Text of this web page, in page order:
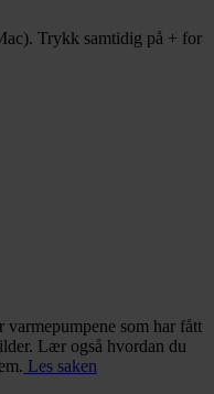
Trykk samtidig på + for
varmepumpene som har fått
Lær også hvordan du
Les saken